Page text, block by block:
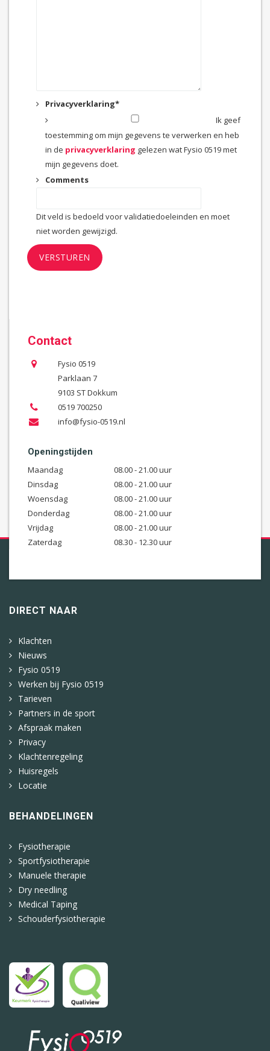
Privacyverklaring*
Ik geef
toestemming om mijn gegevens te verwerken en heb
in de privacyverklaring gelezen wat Fysio 0519 met
mijn gegevens doet.
Comments
Dit veld is bedoeld voor validatiedoeleinden en moet
niet worden gewijzigd.
Contact
Fysio 0519
Parklaan 7
9103 ST Dokkum
0519 700250
info@fysio-0519.nl
Openingstijden
Maandag
08.00 - 21.00 uur
Dinsdag
08.00 - 21.00 uur
Woensdag
08.00 - 21.00 uur
Donderdag
08.00 - 21.00 uur
Vrijdag
08.00 - 21.00 uur
Zaterdag
08.30 - 12.30 uur
DIRECT NAAR
Klachten
Nieuws
Fysio 0519
Werken bij Fysio 0519
Tarieven
Partners in de sport
Afspraak maken
Privacy
Klachtenregeling
Huisregels
Locatie
BEHANDELINGEN
Fysiotherapie
Sportfysiotherapie
Manuele therapie
Dry needling
Medical Taping
Schouderfysiotherapie